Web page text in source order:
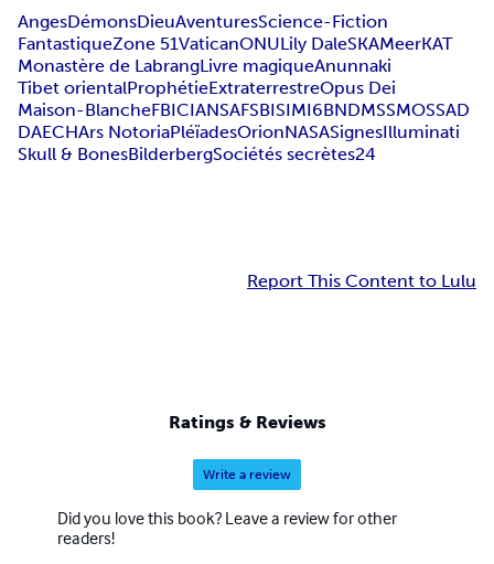
AngesDémonsDieuAventuresScience-Fiction
FantastiqueZone 51VaticanONULily DaleSKAMeerKAT
Monastère de LabrangLivre magiqueAnunnaki
Tibet orientalProphétieExtraterrestreOpus Dei
Maison-BlancheFBICIANSAFSBISIMI6BNDMSSMOSSAD
DAECHArs NotoriaPléïadesOrionNASASignesIlluminati
Skull & BonesBilderbergSociétés secrètes24
Report This Content to Lulu
Ratings & Reviews
Write a review
Did you love this book? Leave a review for other
readers!